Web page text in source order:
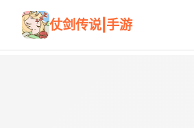
仗剑传说|手游